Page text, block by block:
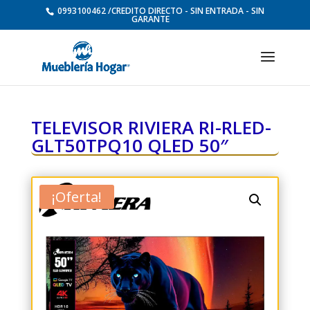
0993100462 /CREDITO DIRECTO - SIN ENTRADA - SIN
GARANTE
TELEVISOR RIVIERA RI-RLED-
GLT50TPQ10 QLED 50″
¡Oferta!